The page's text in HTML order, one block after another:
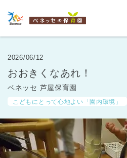
保
名か
す
2026/06/12
おおきくなあれ！
ベネッセ 芦屋保育園
こどもにとって心地よい「園内環境」